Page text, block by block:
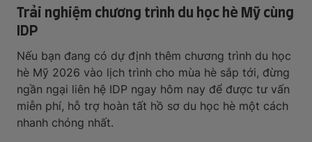
Trải nghiệm chương trình du học hè Mỹ cùng
IDP
Nếu bạn đang có dự định thêm chương trình du học
hè Mỹ 2026 vào lịch trình cho mùa hè sắp tới, đừng
ngần ngại liên hệ IDP ngay hôm nay để được tư vấn
miễn phí, hỗ trợ hoàn tất hồ sơ du học hè một cách
nhanh chóng nhất.